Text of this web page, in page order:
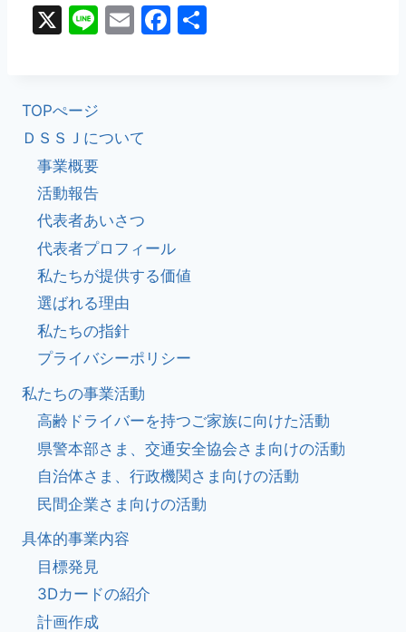
X
Li E
F
TOPぺージ
ＤＳＳＪについて
事業概要
活動報告
代表者あいさつ
代表者プロフィール
私たちが提供する価値
選ばれる理由
私たちの指針
プライバシーポリシー
私たちの事業活動
高齢ドライバーを持つご家族に向けた活動
県警本部さま、交通安全協会さま向けの活動
自治体さま、行政機関さま向けの活動
民間企業さま向けの活動
具体的事業内容
目標発見
3Dカードの紹介
計画作成